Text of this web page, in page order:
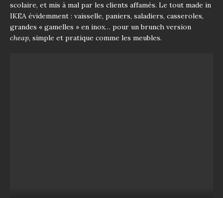
scolaire, et mis à mal par les clients affamés. Le tout made in
IKEA évidemment : vaisselle, paniers, saladiers, casseroles,
grandes « gamelles » en inox… pour un brunch version
cheap, simple et pratique comme les meubles.